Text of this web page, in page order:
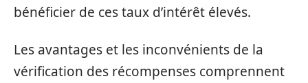
bénéficier de ces taux d’intérêt élevés.
Les avantages et les inconvénients de la
vérification des récompenses comprennent